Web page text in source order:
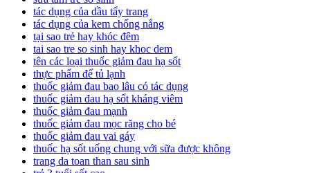
tác dụng của dầu tẩy trang
tác dụng của kem chống nắng
tại sao trẻ hay khóc đêm
tai sao tre so sinh hay khoc dem
tên các loại thuốc giảm đau hạ sốt
thực phẩm để tủ lạnh
thuốc giảm đau bao lâu có tác dụng
thuốc giảm đau hạ sốt kháng viêm
thuốc giảm đau mạnh
thuốc giảm đau mọc răng cho bé
thuốc giảm đau vai gáy
thuốc hạ sốt uống chung với sữa được không
trang da toan than sau sinh